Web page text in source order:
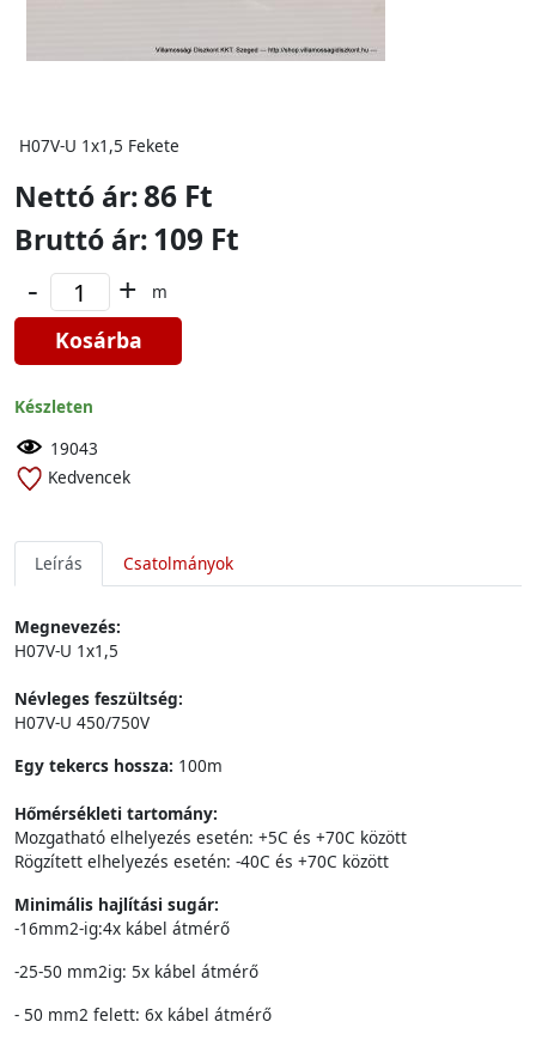
H07V-U 1x1,5 Fekete
Nettó ár:86 Ft
Bruttó ár:109 Ft
- + m
Kosárba
Készleten
19043
Kedvencek
Leírás Csatolmányok
Megnevezés:
H07V-U 1x1,5
Névleges feszültség:
H07V-U 450/750V
Egy tekercs hossza: 100m
Hőmérsékleti tartomány:
Mozgatható elhelyezés esetén: +5C és +70C között
Rögzített elhelyezés esetén: -40C és +70C között
Minimális hajlítási sugár:
-16mm2-ig:4x kábel átmérő
-25-50 mm2ig: 5x kábel átmérő
- 50 mm2 felett: 6x kábel átmérő